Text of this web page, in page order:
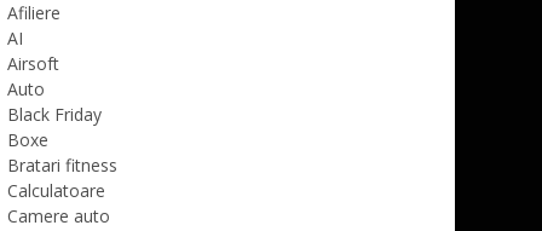
Afiliere
AI
Airsoft
Auto
Black Friday
Boxe
Bratari fitness
Calculatoare
Camere auto